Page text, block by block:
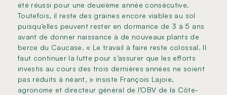
été réussi pour une deuxième année consécutive.
Toutefois, il reste des graines encore viables au sol
puisqu’elles peuvent rester en dormance de 3 à 5 ans
avant de donner naissance à de nouveaux plants de
berce du Caucase. « Le travail à faire reste colossal. Il
faut continuer la lutte pour s’assurer que les efforts
investis au cours des trois dernières années ne soient
pas réduits à néant, » insiste François Lajoie,
agronome et directeur général de l’OBV de la Côte-